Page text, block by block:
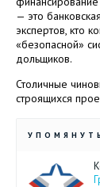
— это
экспертов, кто
«безопасной»
дольщиков.
Столичные
строящихся